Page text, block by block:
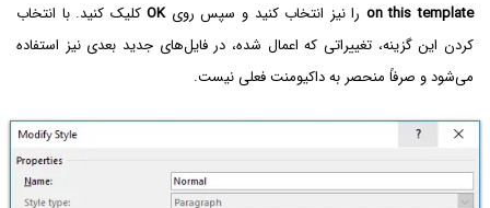
on this template را نیز انتخاب کنید و سپس رویOKکلیک کنید. با انتخاب
کردن این گزینه، تغییراتی که اعمال شده، در فایل‌های جدید بعدی نیز استفاده
می‌شود و صرفاً منحصر به داکیومنت فعلی نیست.